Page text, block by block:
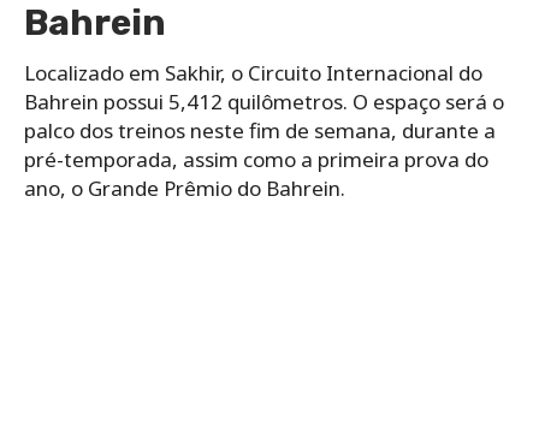
Bahrein
Localizado em Sakhir, o Circuito Internacional do
Bahrein possui 5,412 quilômetros. O espaço será o
palco dos treinos neste fim de semana, durante a
pré-temporada, assim como a primeira prova do
ano, o Grande Prêmio do Bahrein.